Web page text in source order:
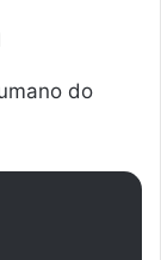
do